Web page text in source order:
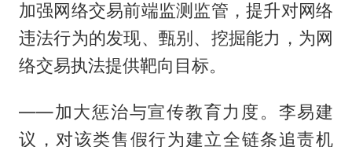
加强网络交易前端监测监管，提升对网络
违法行为的发现、甄别、挖掘能力，为网
络交易执法提供靶向目标。
——加大惩治与宣传教育力度。李易建
议，对该类售假行为建立全链条追责机